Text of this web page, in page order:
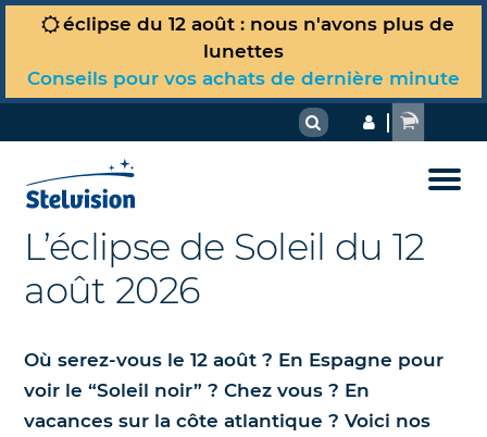
éclipse du 12 août : nous n'avons plus de
lunettes
Conseils pour vos achats de dernière minute
Observer le ciel
À voir actuellement dans le ciel
Guide d’observation Jumelles
Guide d'observation Télescope
Débutant ? L'essentiel pour vous
Matériel & techniques
Comment choisir son télescope ou sa
Comment choisir ses jumelles pour
l’astronomie ?
Simulateur de télescope Stelvision
Réglages et astuces
Dossiers astro
Où sommes-nous dans l’Univers ?
Planètes et comètes
Dans les étoiles et au-delà
Nous
La Boutique
Tous nos produits
Spécial Soleil et éclipse du 12 août
Nos livres d’astronomie et cartes
du ciel
L’éclipse de Soleil du 12
août 2026
Où serez-vous le 12 août ? En Espagne pour
voir le “Soleil noir” ? Chez vous ? En
vacances sur la côte atlantique ? Voici nos